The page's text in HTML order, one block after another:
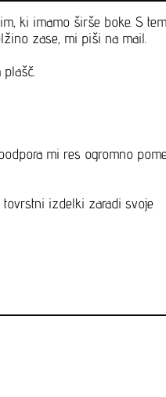
ki imamo širše boke. S tem
zase, mi piši na mail.
mi res ogromno
izdelki zaradi svoje